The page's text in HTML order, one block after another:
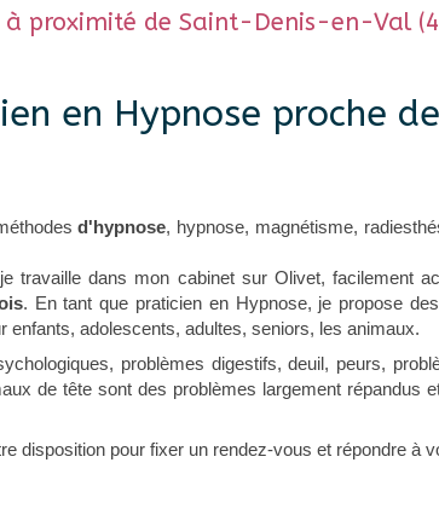
à proximité de Saint-Denis-en-Val
en Hypnose proche
d'hypnose, hypnose, magnétisme,
travaille dans mon cabinet sur Olivet, facilement
. En tant que praticien en Hypnose, je propose
enfants, adolescents, adultes, seniors, les animaux.
problèmes digestifs, deuil, peurs,
de tête sont des problèmes largement répandus
disposition pour fixer un rendez-vous et répondre à